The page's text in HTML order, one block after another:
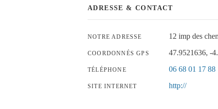
ADRESSE & CONTACT
NOTRE ADRESSE 12 imp des
COORDONNÉS GPS 47.9521636, -
TÉLÉPHONE 06 68 01 17 88
SITE INTERNET http://